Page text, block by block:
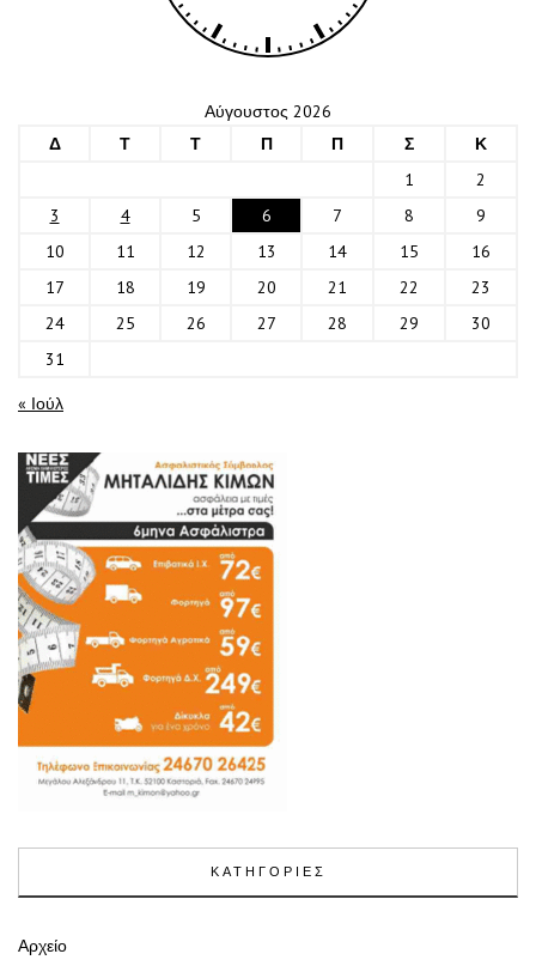
Αύγουστος 2026
Δ
Τ Τ Π Π Σ
Κ
1
2
3
4 5 6 7 8
9
10
11 12 13 14 15
16
17
18 19 20 21 22
23
24
25 26 27 28 29
30
31
« Ιούλ
ΚΑΤΗΓΟΡΙΕΣ
Αρχείο